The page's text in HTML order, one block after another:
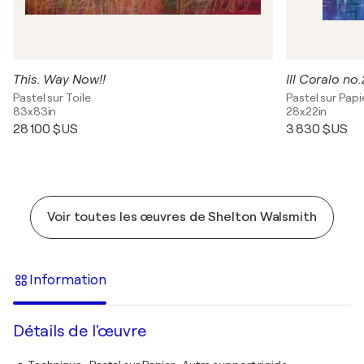
This. Way Now!!
Pastel sur Toile
83x83in
28 100 $US
Ill Coralo
Pastel sur
28x22in
3 830 $US
Voir toutes les œuvres de Shelton Walsmith
Information
Détails de l'œuvre